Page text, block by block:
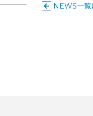
NEWS一覧